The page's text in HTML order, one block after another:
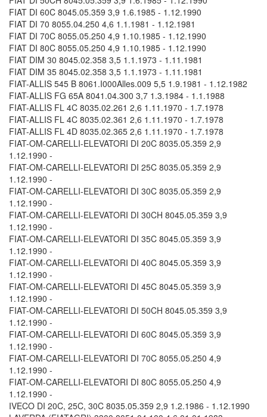
FIAT DI 60C 8045.05.359 3,9 1.6.1985 - 1.12.1990
FIAT DI 70 8055.04.250 4,6 1.1.1981 - 1.12.1981
FIAT DI 70C 8055.05.250 4,9 1.10.1985 - 1.12.1990
FIAT DI 80C 8055.05.250 4,9 1.10.1985 - 1.12.1990
FIAT DIM 30 8045.02.358 3,5 1.1.1973 - 1.11.1981
FIAT DIM 35 8045.02.358 3,5 1.1.1973 - 1.11.1981
FIAT-ALLIS 545 B 8061.I000Alles.009 5,5 1.9.1981 - 1.12.1982
FIAT-ALLIS FG 65A 8041.04.300 3,7 1.3.1984 - 1.1.1988
FIAT-ALLIS FL 4C 8035.02.261 2,6 1.11.1970 - 1.7.1978
FIAT-ALLIS FL 4C 8035.02.361 2,6 1.11.1970 - 1.7.1978
FIAT-ALLIS FL 4D 8035.02.365 2,6 1.11.1970 - 1.7.1978
FIAT-OM-CARELLI-ELEVATORI DI 20C 8035.05.359 2,9
1.12.1990 -
FIAT-OM-CARELLI-ELEVATORI DI 25C 8035.05.359 2,9
1.12.1990 -
FIAT-OM-CARELLI-ELEVATORI DI 30C 8035.05.359 2,9
1.12.1990 -
FIAT-OM-CARELLI-ELEVATORI DI 30CH 8045.05.359 3,9
1.12.1990 -
FIAT-OM-CARELLI-ELEVATORI DI 35C 8045.05.359 3,9
1.12.1990 -
FIAT-OM-CARELLI-ELEVATORI DI 40C 8045.05.359 3,9
1.12.1990 -
FIAT-OM-CARELLI-ELEVATORI DI 45C 8045.05.359 3,9
1.12.1990 -
FIAT-OM-CARELLI-ELEVATORI DI 50CH 8045.05.359 3,9
1.12.1990 -
FIAT-OM-CARELLI-ELEVATORI DI 60C 8045.05.359 3,9
1.12.1990 -
FIAT-OM-CARELLI-ELEVATORI DI 70C 8055.05.250 4,9
1.12.1990 -
FIAT-OM-CARELLI-ELEVATORI DI 80C 8055.05.250 4,9
1.12.1990 -
IVECO DI 20C, 25C, 30C 8035.05.359 2,9 1.2.1986 - 1.12.1990